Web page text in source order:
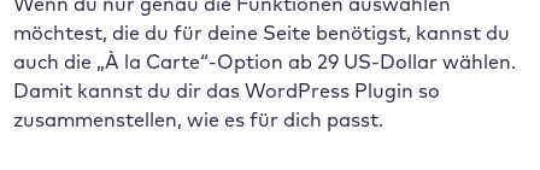
möchtest, die du für deine Seite benötigst, kannst du
auch die „À la Carte“-Option ab 29 US-Dollar wählen.
Damit kannst du dir das WordPress Plugin so
zusammenstellen, wie es für dich passt.